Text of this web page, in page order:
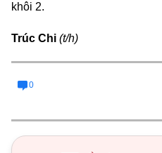
khôi 2.
Trúc Chi (t/h)
0